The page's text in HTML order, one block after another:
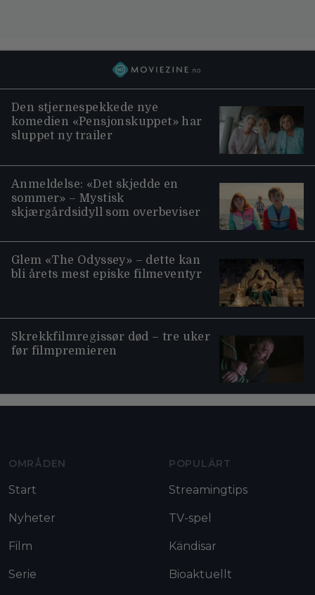
Den stjernespekkede nye
komedien «Pensjonskuppet» har
sluppet ny trailer
Anmeldelse: «Det skjedde en
sommer» – Mystisk
skjærgårdsidyll som overbeviser
Glem «The Odyssey» – dette kan
bli årets mest episke filmeventyr
Skrekkfilmregissør død – tre uker
før filmpremieren
OMRÅDEN
Start
Nyheter
Film
Serie
POPULÄRT
Streamingtips
TV-spel
Kändisar
Bioaktuellt